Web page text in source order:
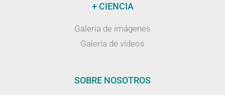
+ CIENCIA
Galería de imágenes
Galería de vídeos
SOBRE NOSOTROS